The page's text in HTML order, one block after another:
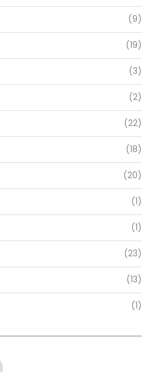
(9)
(19)
(3)
(2)
(22)
(18)
(20)
(1)
(1)
(23)
(13)
(1)